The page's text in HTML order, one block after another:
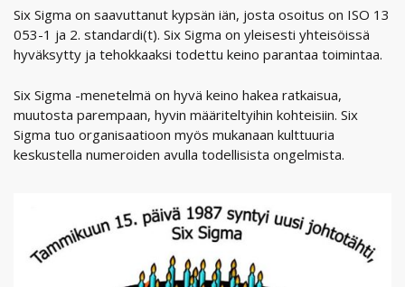
Six Sigma on saavuttanut kypsän iän, josta osoitus on ISO 13
053-1 ja 2. standardi(t). Six Sigma on yleisesti yhteisöissä
hyväksytty ja tehokkaaksi todettu keino parantaa toimintaa.
Six Sigma -menetelmä on hyvä keino hakea ratkaisua,
muutosta parempaan, hyvin määriteltyihin kohteisiin. Six
Sigma tuo organisaatioon myös mukanaan kulttuuria
keskustella numeroiden avulla todellisista ongelmista.